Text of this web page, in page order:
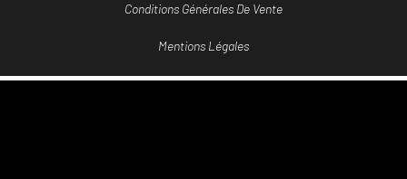
Conditions Générales De Vente
Mentions Légales